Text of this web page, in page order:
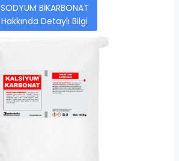
SODYUM BİKARBONAT
Hakkında Detaylı Bilgi